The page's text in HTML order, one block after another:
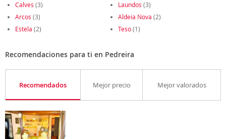
Calves (3) Laundos (3)
Arcos (3) Aldeia Nova (2)
Estela (2) Teso(1)
Recomendaciones para ti en Pedreira
Recomendados Mejor precio Mejor valorados